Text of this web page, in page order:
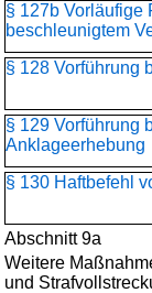
§ 127b Vorläufige
beschleunigtem
§ 128 Vorführung
§ 129 Vorführung
Anklageerhebung
§ 130 Haftbefehl
Abschnitt 9a
Weitere
und